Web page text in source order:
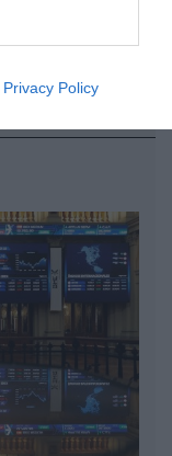
Privacy Policy